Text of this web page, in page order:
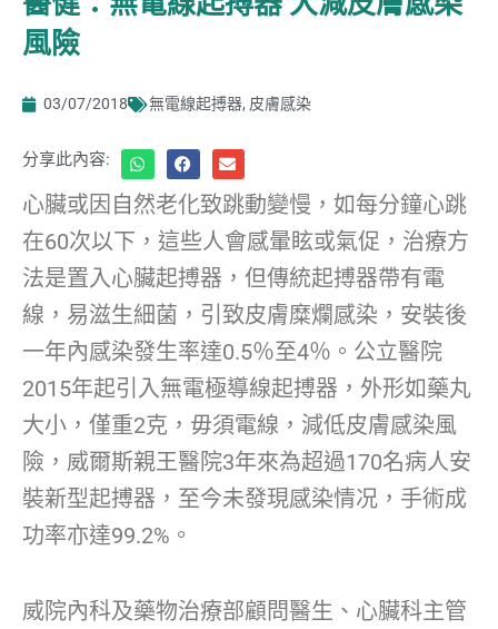
風險
03/07/2018 無電線起搏器, 皮膚感染
分享此內容:
心臟或因自然老化致跳動變慢，如每分鐘心跳
在60次以下，這些人會感暈眩或氣促，治療方
法是置入心臟起搏器，但傳統起搏器帶有電
線，易滋生細菌，引致皮膚糜爛感染，安裝後
一年內感染發生率達0.5％至4％。公立醫院
2015年起引入無電極導線起搏器，外形如藥丸
大小，僅重2克，毋須電線，減低皮膚感染風
險，威爾斯親王醫院3年來為超過170名病人安
裝新型起搏器，至今未發現感染情况，手術成
功率亦達99.2%。
威院內科及藥物治療部顧問醫生、心臟科主管